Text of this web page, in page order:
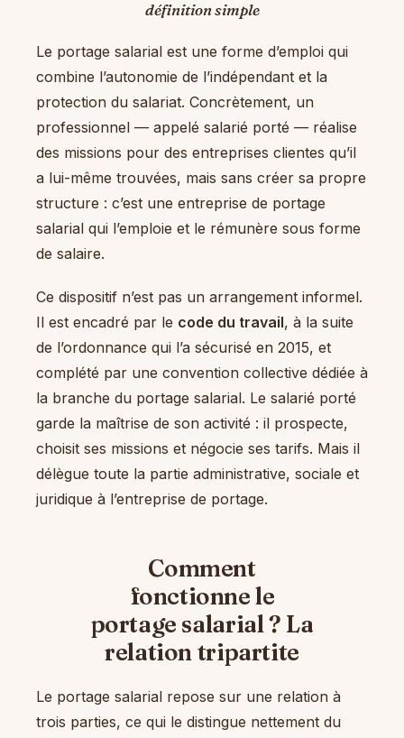
définition simple
Le portage salarial est une forme d’emploi qui
combine l’autonomie de l’indépendant et la
protection du salariat. Concrètement, un
professionnel — appelé salarié porté — réalise
des missions pour des entreprises clientes qu’il
a lui-même trouvées, mais sans créer sa propre
structure : c’est une entreprise de portage
salarial qui l’emploie et le rémunère sous forme
de salaire.
Ce dispositif n’est pas un arrangement informel.
Il est encadré par le code du travail, à la suite
de l’ordonnance qui l’a sécurisé en 2015, et
complété par une convention collective dédiée à
la branche du portage salarial. Le salarié porté
garde la maîtrise de son activité : il prospecte,
choisit ses missions et négocie ses tarifs. Mais il
délègue toute la partie administrative, sociale et
juridique à l’entreprise de portage.
Comment
fonctionne le
portage salarial ? La
relation tripartite
Le portage salarial repose sur une relation à
trois parties, ce qui le distingue nettement du